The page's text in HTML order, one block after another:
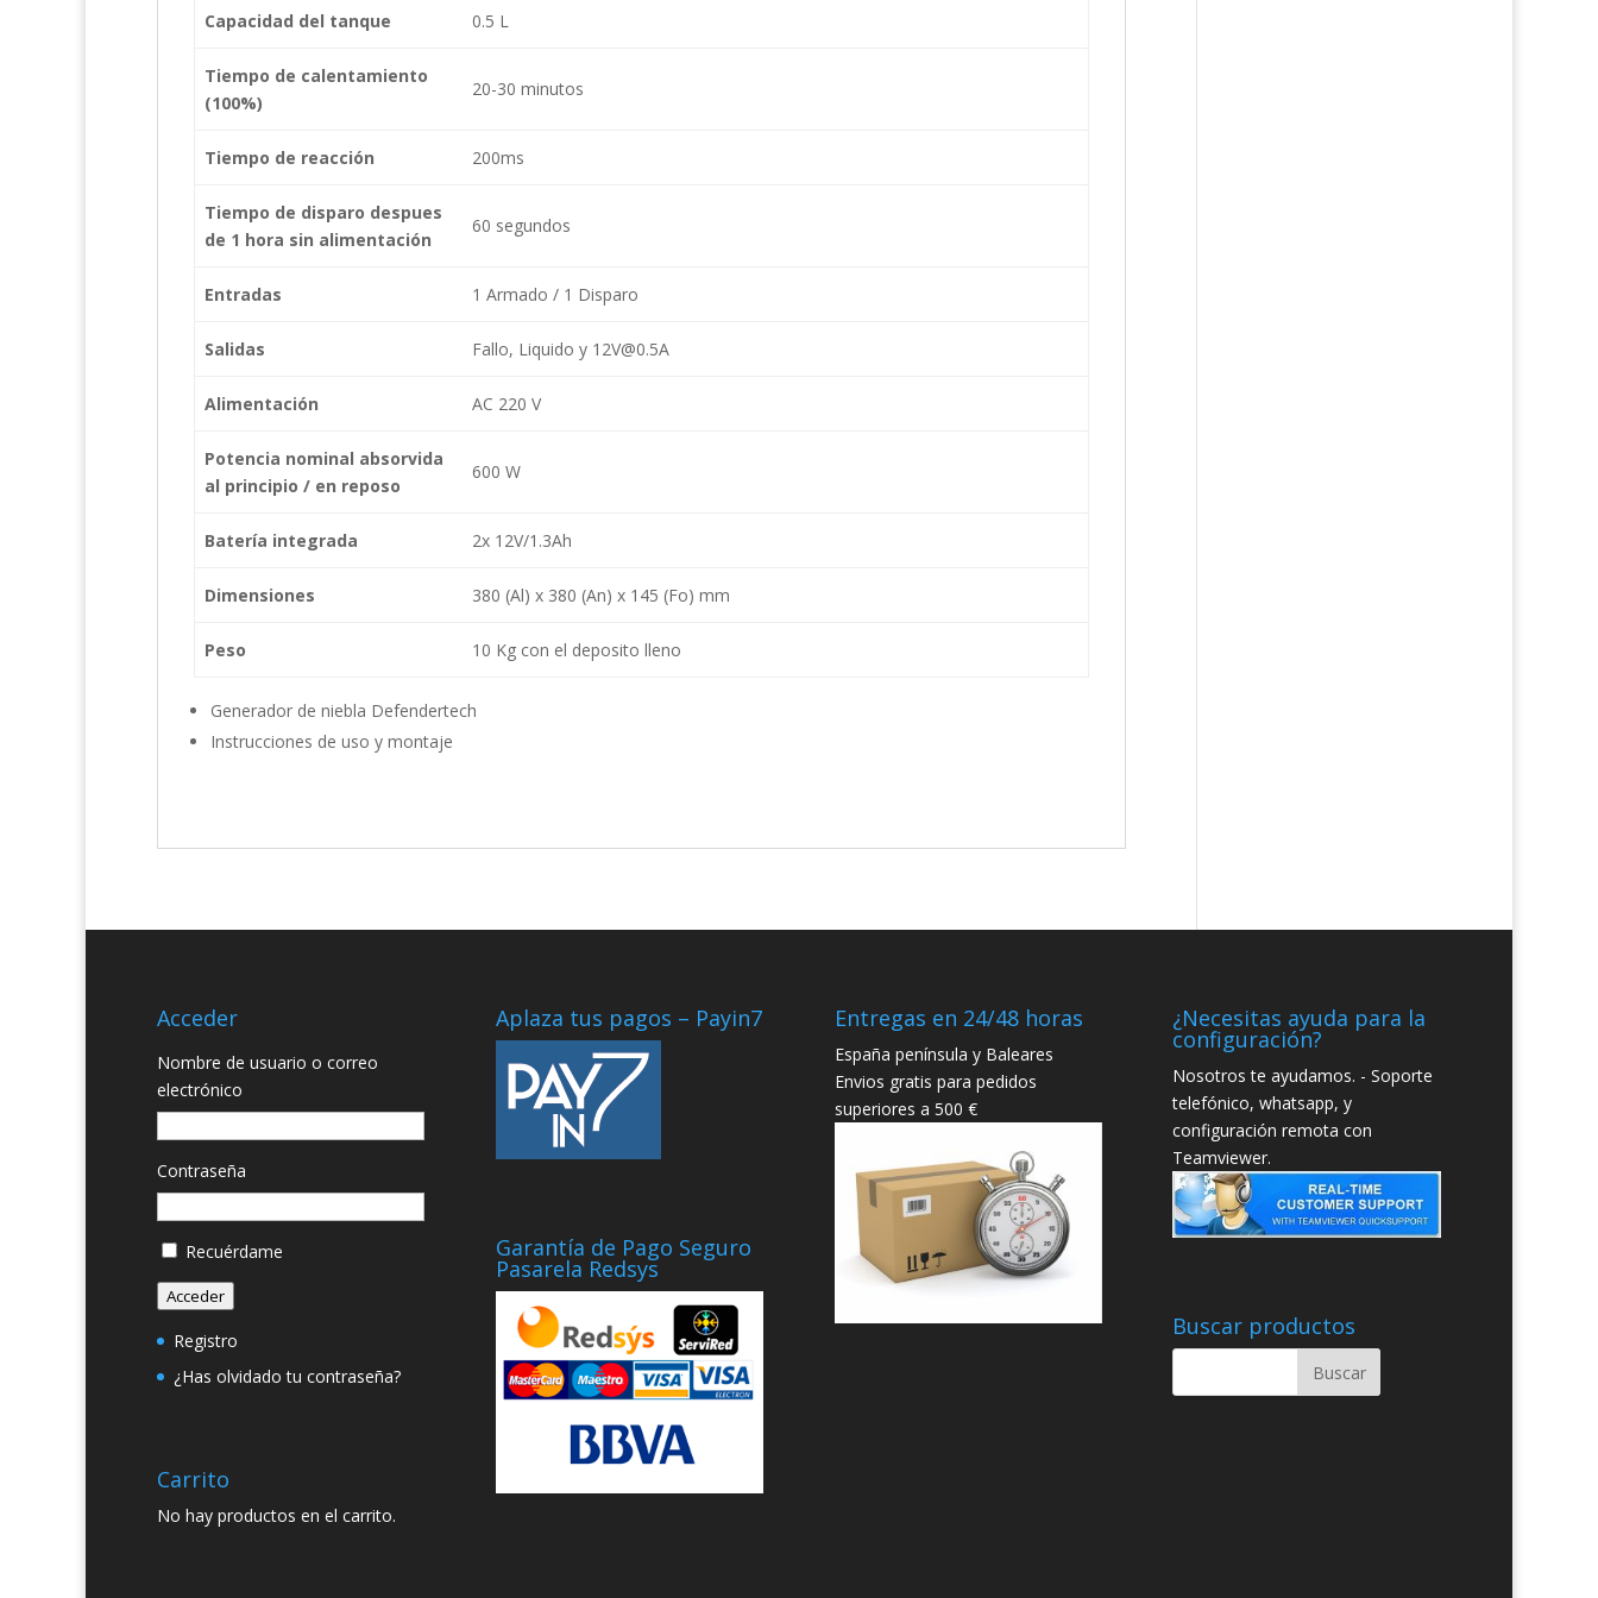
Capacidad del tanque 0.5 L
Tiempo de calentamiento
(100%)
20-30 minutos
Tiempo de reacción 200ms
Tiempo de disparo despues
de 1 hora sin alimentación
60 segundos
Entradas 1 Armado / 1 Disparo
Salidas Fallo, Liquido y 12V@0.5A
Alimentación AC 220 V
Potencia nominal absorvida
al principio / en reposo
600 W
Batería integrada 2x 12V/1.3Ah
Dimensiones 380 (Al) x 380 (An) x 145 (Fo) mm
Peso 10 Kg con el deposito lleno
Generador de niebla Defendertech
Instrucciones de uso y montaje
Acceder
Nombre de usuario o correo
electrónico
Contraseña
Recuérdame
Acceder
Registro
¿Has olvidado tu contraseña?
Carrito
No hay productos en el carrito.
Aplaza tus pagos – Payin7
Garantía de Pago Seguro
Pasarela Redsys
Entregas en 24/48 horas
España península y Baleares
Envios gratis para pedidos
superiores a 500 €
¿Necesitas ayuda para la
configuración?
Nosotros te ayudamos. - Soporte
telefónico, whatsapp, y
configuración remota con
Teamviewer.
Buscar productos